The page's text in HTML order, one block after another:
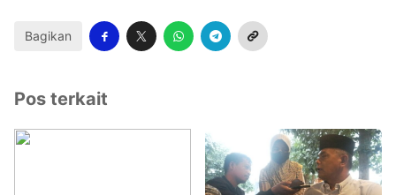
Bagikan
Pos terkait